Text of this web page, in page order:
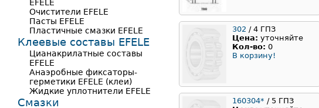
302 / 4 ГПЗ
Цена: уточняйте
Кол-во: 0
В корзину!
160304* / 5 ГПЗ
EFELE
Очистители EFELE
Пасты EFELE
Пластичные смазки EFELE
Клеевые составы EFELE
Цианакрилатные составы
EFELE
Анаэробные фиксаторы-
герметики EFELE (клеи)
Жидкие уплотнители EFELE
Смазки